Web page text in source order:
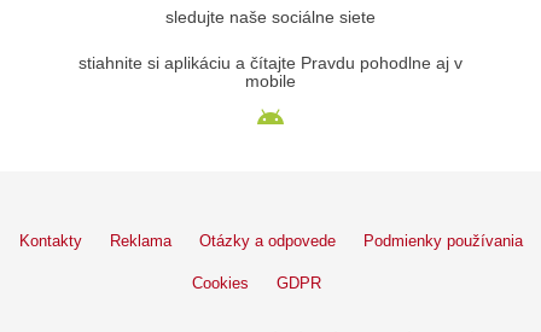
sledujte naše sociálne siete
stiahnite si aplikáciu a čítajte Pravdu pohodlne aj v
mobile
Kontakty Reklama Otázky a odpovede Podmienky používania
Cookies GDPR